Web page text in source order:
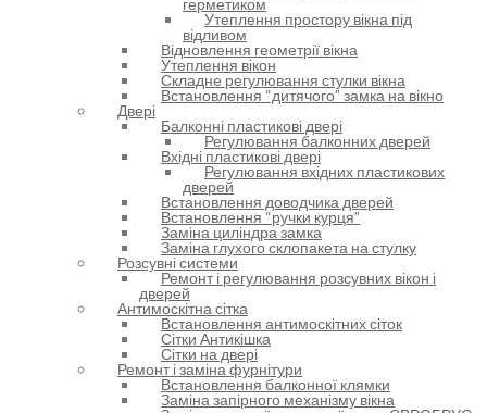
Утеплення простору вікна під
відливом
Відновлення геометрії вікна
Утеплення вікон
Складне регулювання стулки вікна
Встановлення “дитячого” замка на вікно
Двері
Балконні пластикові двері
Регулювання балконних дверей
Вхідні пластикові двері
Регулювання вхідних пластикових
дверей
Встановлення доводчика дверей
Встановлення “ручки курця”
Заміна циліндра замка
Заміна глухого склопакета на стулку
Розсувні системи
Ремонт і регулювання розсувних вікон і
дверей
Антимоскітна сітка
Встановлення антимоскітних сіток
Сітки Антикішка
Сітки на двері
Ремонт і заміна фурнітури
Встановлення балконної клямки
Заміна запірного механізму вікна